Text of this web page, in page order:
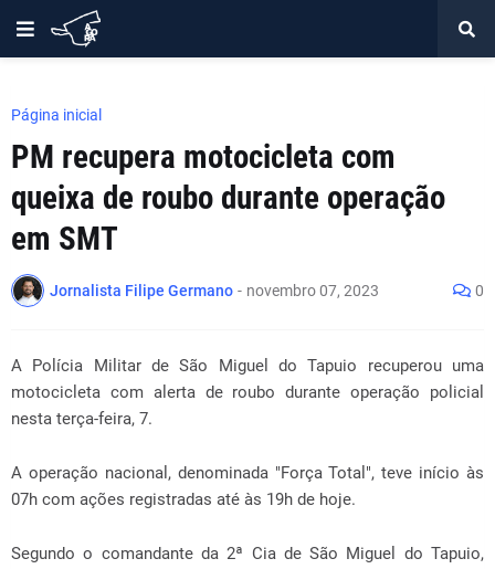
Página inicial
PM recupera motocicleta com
queixa de roubo durante operação
em SMT
Jornalista Filipe Germano - novembro 07, 2023 0
A Polícia Militar de São Miguel do Tapuio recuperou uma
motocicleta com alerta de roubo durante operação policial
nesta terça-feira, 7.
A operação nacional, denominada "Força Total", teve início às
07h com ações registradas até às 19h de hoje.
Segundo o comandante da 2ª Cia de São Miguel do Tapuio,